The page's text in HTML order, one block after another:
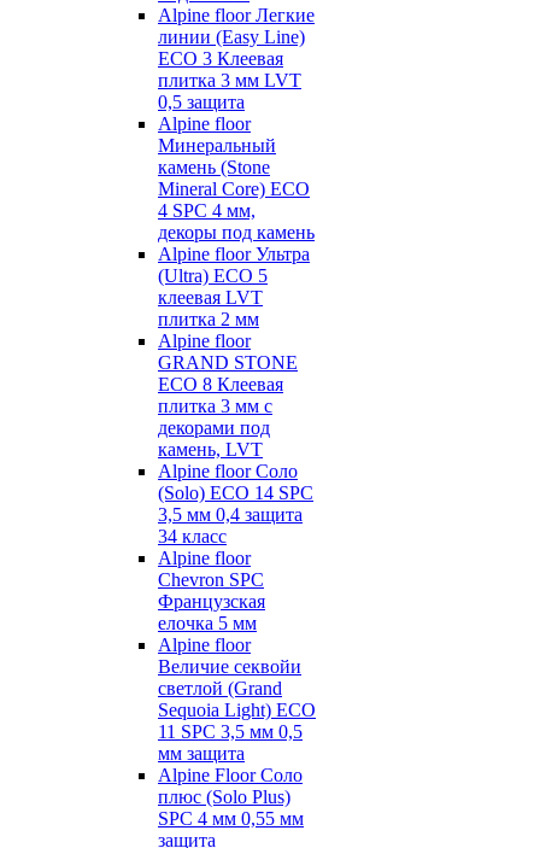
Alpine floor Легкие
линии (Easy Line)
ECO 3 Клеевая
плитка 3 мм LVT
0,5 защита
Alpine floor
Минеральный
камень (Stone
Mineral Core) ECO
4 SPC 4 мм,
декоры под камень
Alpine floor Ультра
(Ultra) ECO 5
клеевая LVT
плитка 2 мм
Alpine floor
GRAND STONE
ECO 8 Клеевая
плитка 3 мм с
декорами под
камень, LVT
Alpine floor Соло
(Solo) ECO 14 SPC
3,5 мм 0,4 защита
34 класс
Alpine floor
Chevron SPC
Французская
елочка 5 мм
Alpine floor
Величие секвойи
светлой (Grand
Sequoia Light) ECO
11 SPC 3,5 мм 0,5
мм защита
Alpine Floor Соло
плюс (Solo Plus)
SPC 4 мм 0,55 мм
защита